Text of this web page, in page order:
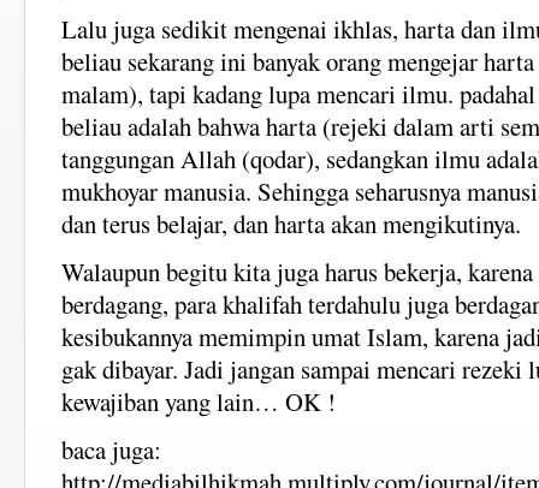
Lalu juga sedikit mengenai ikhlas, harta dan
beliau sekarang ini banyak orang mengejar
malam), tapi kadang lupa mencari ilmu.
beliau adalah bahwa harta (rejeki dalam arti
tanggungan Allah (qodar), sedangkan ilmu
mukhoyar manusia. Sehingga seharusnya
dan terus belajar, dan harta akan mengikutinya.
Walaupun begitu kita juga harus bekerja,
berdagang, para khalifah terdahulu juga
kesibukannya memimpin umat Islam, karena
gak dibayar. Jadi jangan sampai mencari rezeki
kewajiban yang lain… OK !
baca juga: